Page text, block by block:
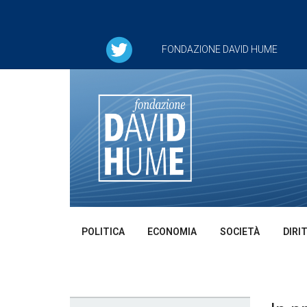
FONDAZIONE DAVID HUME
POLITICA ECONOMIA SOCIETÀ